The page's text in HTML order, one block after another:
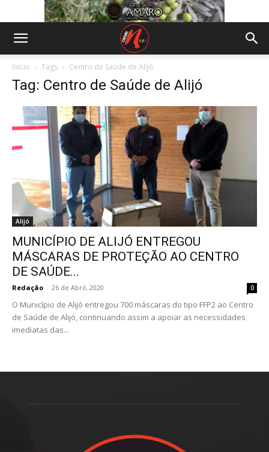
Início Tags Centro de Saúde de Alijó
Tag: Centro de Saúde de Alijó
Alijó
MUNICÍPIO DE ALIJÓ ENTREGOU
MÁSCARAS DE PROTEÇÃO AO CENTRO
DE SAÚDE...
Redação - 26 de Abril, 2020 0
O Município de Alijó entregou 700 máscaras do tipo FFP2 ao Centro
de Saúde de Alijó, continuando assim a apoiar as necessidades
imediatas das...